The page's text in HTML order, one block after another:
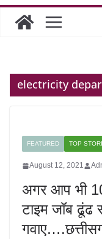
electricity
FEATURED TOP
August 12, 2021
अगर आप भी
टाइम जॉब ढूंढ